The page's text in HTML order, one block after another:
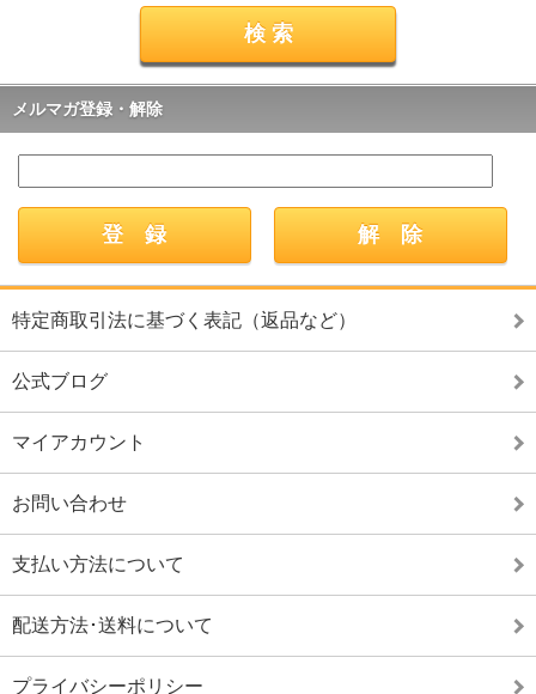
メルマガ登録・解除
特定商取引法に基づく表記（返品など）
公式ブログ
マイアカウント
お問い合わせ
支払い方法について
配送方法･送料について
プライバシーポリシー